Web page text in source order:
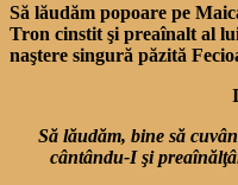
Să lăudăm popoare pe
Tron cinstit şi preaînalt al
naştere singură păzită
Să lăudăm, bine să
cântându-I şi